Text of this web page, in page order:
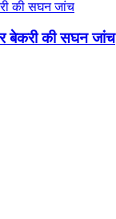
बेकरी की सघन जांच